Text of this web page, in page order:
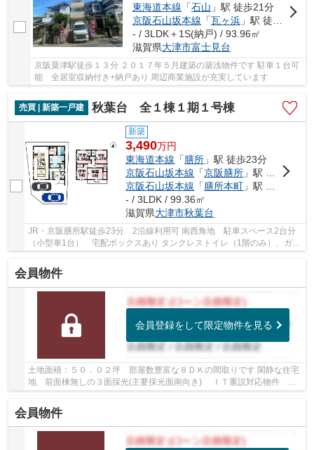
東海道本線 「石山 」駅 徒歩21分
京阪石山坂本線 「瓦ヶ浜」駅 徒歩16分
- / 3LDK＋1S(納戸) / 93.96㎡
滋賀県大津市富士見台
京阪粟津駅徒歩１３分 ２０１７年５月建築の築浅物件です 駐車１台可
能 全居室収納付き+納戸あり 周辺商業施設が充実しています
売買 | 新築一戸建 秋葉台 全１棟１期１号棟
新築
3,490万円
東海道本線 「膳所 」駅 徒歩23分
京阪石山坂本線 「京阪膳所 」駅 徒歩23分
京阪石山坂本線 「膳所本町 」駅 徒歩19分
- / 3LDK / 99.36㎡
滋賀県大津市秋葉台
JR・京阪膳所駅徒歩23分 2沿線利用可 南西角地 駐車スペース2台分
（小型車1台） 宅配ボックスあり タンクレストイレ（1階のみ）、ガス
乾燥機乾太くん、ペニンシュラキッチン採用の...
会員物件
会員登録をして限定物件を見る
土地面積：５０．０２坪 部屋数豊富な８ＤＫの間取りです 閑静な住宅
地 前面棟無しの３面採光(主要採光面南向き) ＩＴ重説対応物件 駐
車１台可能 空家につき即引渡し可能 ♦２０...
会員物件